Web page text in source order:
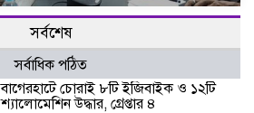
সর্বশেষ
সর্বাধিক পঠিত
বাগেরহাটে চোরাই ৮টি ইজিবাইক ও ১২টি
শ্যালোমেশিন উদ্ধার, গ্রেপ্তার ৪